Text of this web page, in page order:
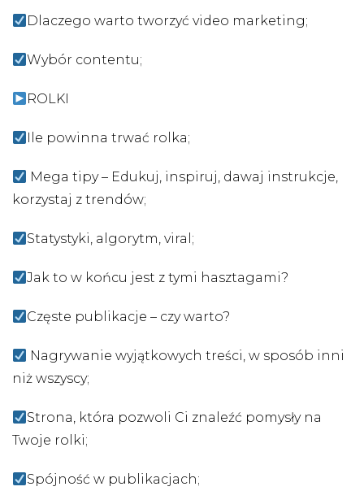
Dlaczego warto tworzyć video marketing;
Wybór contentu;
ROLKI
Ile powinna trwać rolka;
Mega tipy – Edukuj, inspiruj, dawaj instrukcje,
korzystaj z trendów;
Statystyki, algorytm, viral;
Jak to w końcu jest z tymi hasztagami?
Częste publikacje – czy warto?
Nagrywanie wyjątkowych treści, w sposób inni
niż wszyscy;
Strona, która pozwoli Ci znaleźć pomysły na
Twoje rolki;
Spójność w publikacjach;